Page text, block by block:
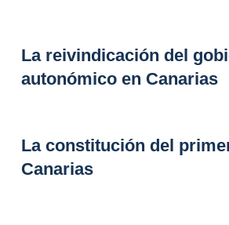
La reivindicación del
autonómico en Canarias
La constitución del
Canarias